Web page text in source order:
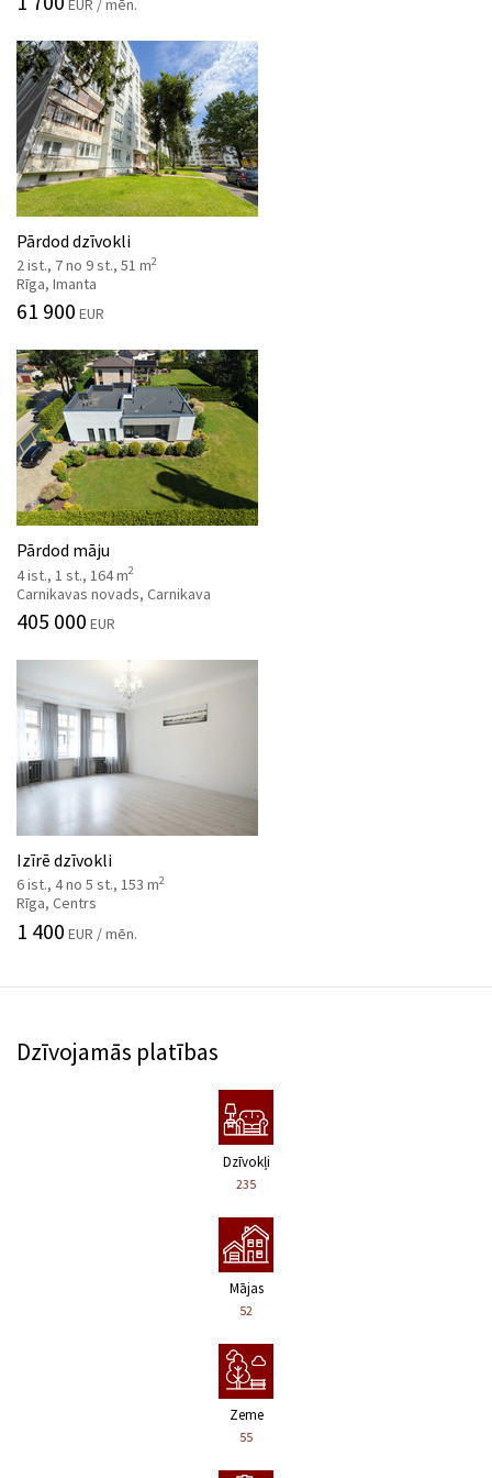
EUR / mēn.
Pārdod dzīvokli
2 ist., 7 no 9 st., 51 m2
Rīga, Imanta
61 900 EUR
Pārdod māju
4 ist., 1 st., 164 m2
Carnikavas novads, Carnikava
405 000 EUR
Izīrē dzīvokli
6 ist., 4 no 5 st., 153 m2
Rīga, Centrs
1 400 EUR / mēn.
Dzīvojamās platības
Dzīvokļi
235
Mājas
52
Zeme
55